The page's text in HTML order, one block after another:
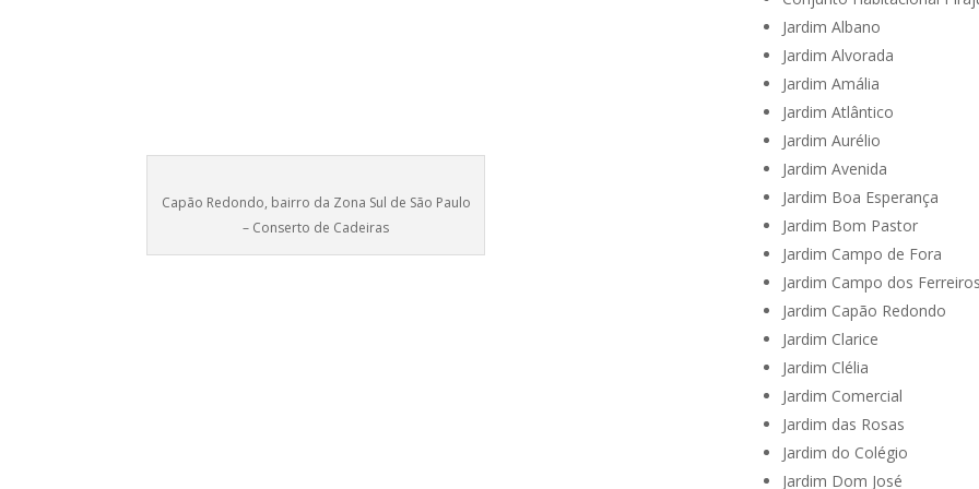
Capão Redondo, bairro da Zona Sul de São Paulo
– Conserto de Cadeiras
Jardim Albano
Jardim Alvorada
Jardim Amália
Jardim Atlântico
Jardim Aurélio
Jardim Avenida
Jardim Boa Esperança
Jardim Bom Pastor
Jardim Campo de Fora
Jardim Campo dos
Jardim Capão Redondo
Jardim Clarice
Jardim Clélia
Jardim Comercial
Jardim das Rosas
Jardim do Colégio
Jardim Dom José